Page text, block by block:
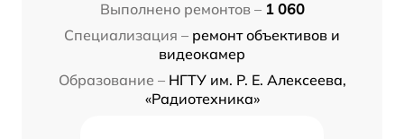
Выполнено ремонтов – 1 060
Специализация – ремонт объективов и
видеокамер
Образование – НГТУ им. Р. Е. Алексеева,
«Радиотехника»